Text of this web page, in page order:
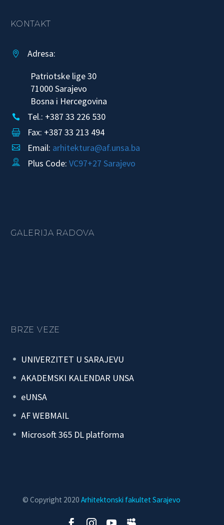
KONTAKT


Adresa:
Patriotske lige 30
71000 Sarajevo
Bosna i Hercegovina

 Tel.: +387 33 226 530

 Fax: +387 33 213 494

 Email: arhitektura@af.unsa.ba

 Plus Code: VC97+27 Sarajevo
GALERIJA RADOVA
BRZE VEZE
UNIVERZITET U SARAJEVU
AKADEMSKI KALENDAR UNSA
eUNSA
AF WEBMAIL
Microsoft 365 DL platforma
© Copyright 2020 Arhitektonski fakultet Sarajevo